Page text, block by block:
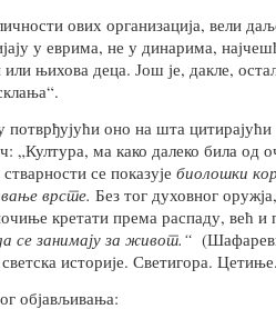
ових организација, вели
у еврима, не у динарима,
њихова деца. Још је, дакле,
оно на шта цитирајући
„Култура, ма како далеко била од
се показује биолошки
врсте. Без тог духовног
кретати према распаду, већ и
се занимају за живот.“
светска историје. Светигора.
објављивања: